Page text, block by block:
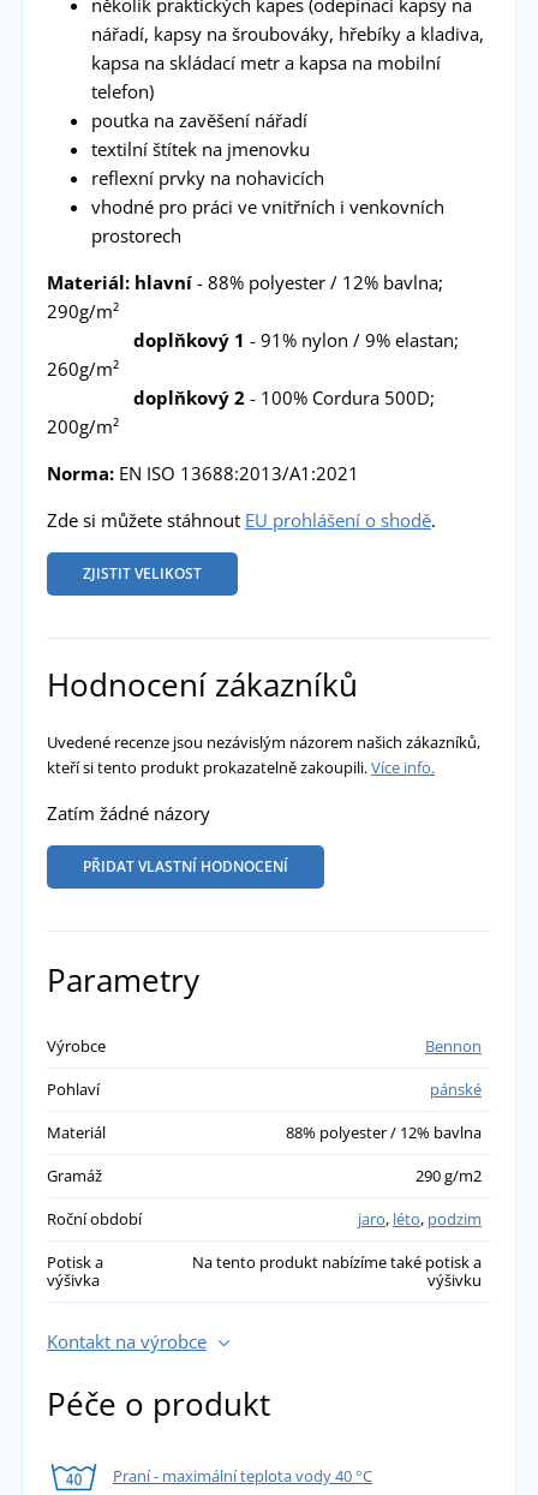
nářadí, kapsy na šroubováky, hřebíky a kladiva,
kapsa na skládací metr a kapsa na mobilní
telefon)
poutka na zavěšení nářadí
textilní štítek na jmenovku
reflexní prvky na nohavicích
vhodné pro práci ve vnitřních i venkovních
prostorech
Materiál: hlavní- 88% polyester / 12% bavlna;
290g/m²
doplňkový 1 - 91% nylon / 9% elastan;
260g/m²
doplňkový 2 - 100% Cordura 500D;
200g/m²
Norma:EN ISO 13688:2013/A1:2021
Zde si můžete stáhnout EU prohlášení o shodě.
ZJISTIT VELIKOST
Hodnocení zákazníků
Uvedené recenze jsou nezávislým názorem našich zákazníků,
kteří si tento produkt prokazatelně zakoupili.Více info.
Zatím žádné názory
PŘIDAT VLASTNÍ HODNOCENÍ
Parametry
Výrobce
Bennon
Pohlaví
pánské
Materiál
88% polyester / 12% bavlna
Gramáž
290 g/m2
Roční období
jaro, léto, podzim
Potisk a
výšivka
Na tento produkt nabízíme také potisk a
výšivku
Kontakt na výrobce
Péče o produkt
Praní - maximální teplota vody 40 °C